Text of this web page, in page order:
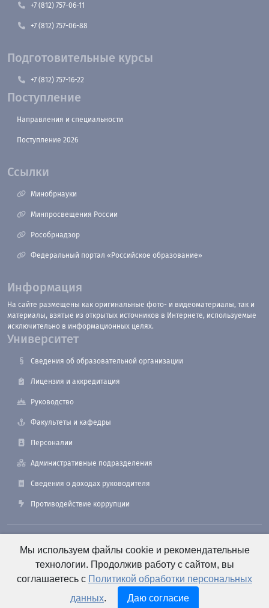
+7 (812) 757-06-11
+7 (812) 757-06-88
Подготовительные курсы
+7 (812) 757-16-22
Поступление
Направления и специальности
Поступление 2026
Ссылки
Минобрнауки
Минпросвещения России
Рособрнадзор
Федеральный портал «Российское образование»
Информация
На сайте размещены как оригинальные фото- и видеоматериалы, так и
материалы, взятые из открытых источников в Интернете, используемые
исключительно в информационных целях.
Университет
Сведения об образовательной организации
Лицензия и аккредитация
Руководство
Факультеты и кафедры
Персоналии
Административные подразделения
Сведения о доходах руководителя
Противодействие коррупции
190121, Санкт-Петербург, ул. Лоцманская, 3
+7 (812) 495-26-48 Оперативный дежурный
e-mail: office@smtu.ru
Мы используем файлы cookie и рекомендательные
технологии. Продолжив работу с сайтом, вы
соглашаетесь с Политикой обработки персональных
данных. Даю согласие